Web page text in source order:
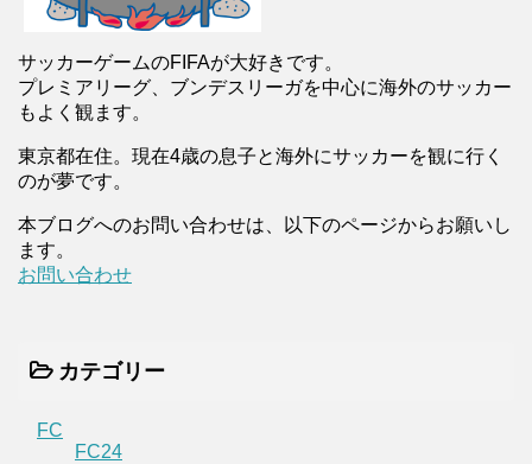
サッカーゲームのFIFAが大好きです。
プレミアリーグ、ブンデスリーガを中心に海外のサッカー
もよく観ます。
東京都在住。現在4歳の息子と海外にサッカーを観に行く
のが夢です。
本ブログへのお問い合わせは、以下のページからお願いし
ます。
お問い合わせ
カテゴリー
FC
FC24